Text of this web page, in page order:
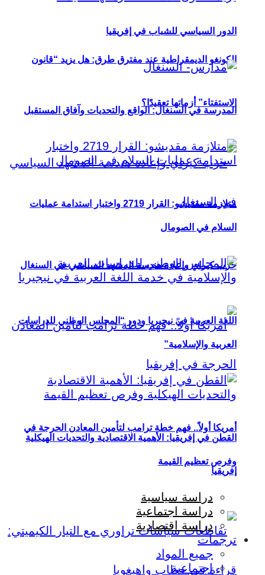
الكونغو الديمقراطية عند مفترق طرق: هل يزيد “قانون
الاستفتاء” أزماتها تعقيدًا؟
حزب كيراي وإعادة هندسة المشهد السياسي في السنغال
أمريكا أولاً.. فهم خطة ترامب لتأمين المعادن الحرجة في
إفريقيا
الدور السياسي للشباب في إفريقيا
المدرسة في السنغال: الواقع والتحديات وآفاق المستقبل
متلازمة مقديشو: القرار 2719 واختبار استدامة عمليات
السلام في الصومال
اللغة العربية في نيجيريا ودور “المجلس الوطني للدراسات
العربية والإسلامية”
القطن في إفريقيا: الأهمية الاقتصادية والتحديات الهيكلية
وفرص تعظيم القيمة
دراسة سياسية
دراسة اجتماعية
دراسة اقتصادية
ترجمات
جميع المواد
اجتماعية